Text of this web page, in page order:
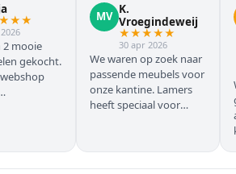
★★
2 mooie
gekocht.
MV
K.
Vroegindeweij
★★★★★
30 apr 2026
We waren op zoek naar
passende meubels voor
onze kantine. Lamers
heeft speciaal voor
zodat we geen beuken
met eiken door elkaar